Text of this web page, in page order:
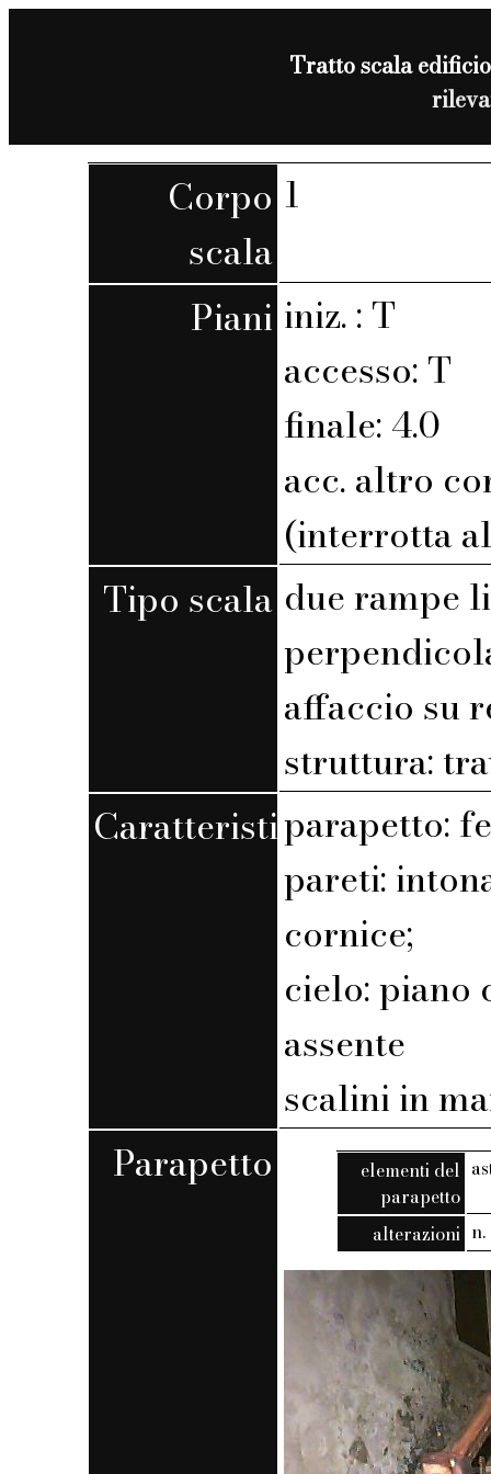
Tratto scala
Corpo
scala
1
Piani iniz. : T
accesso: T
finale: 4.0
acc. altro
(interrotta
Tipo scala due rampe
affaccio su
struttura:
Caratteristicheparapetto:
pareti:
cornice;
cielo: piano
assente
scalini in
Parapetto
elementi del
parapetto
alterazioni n.